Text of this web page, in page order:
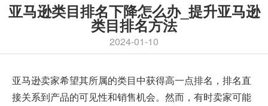
亚马逊类目排名下降怎么办_提升亚马逊
类目排名方法
2024-01-10
亚马逊卖家希望其所属的类目中获得高一点排名，排名直
接关系到产品的可见性和销售机会。然而，有时卖家可能